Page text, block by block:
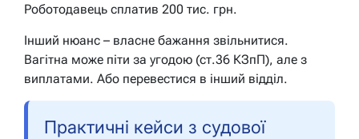
Роботодавець сплатив 200 тис. грн.
Інший нюанс – власне бажання звільнитися.
Вагітна може піти за угодою (ст.36 КЗпП), але з
виплатами. Або перевестися в інший відділ.
Практичні кейси з судової